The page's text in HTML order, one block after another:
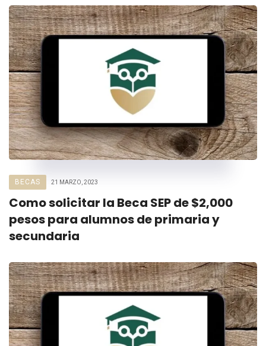
BECAS 21 MARZO, 2023
Como solicitar la Beca SEP de $2,000
pesos para alumnos de primaria y
secundaria